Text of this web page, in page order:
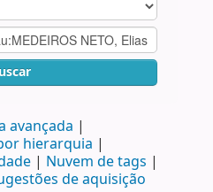
avançada
hierarquia
Nuvem de tags
de aquisição